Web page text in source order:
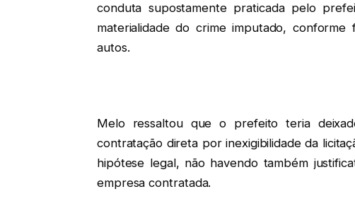
conduta supostamente praticada pelo
materialidade do crime imputado,
autos.
Melo ressaltou que o prefeito teria
contratação direta por inexigibilidade da
hipótese legal, não havendo também
empresa contratada.